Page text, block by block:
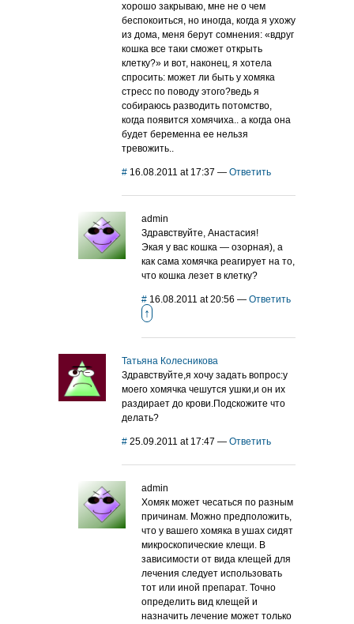
хорошо закрываю, мне не о чем
беспокоиться, но иногда, когда я ухожу
из дома, меня берут сомнения: «вдруг
кошка все таки сможет открыть
клетку?» и вот, наконец, я хотела
спросить: может ли быть у хомяка
стресс по поводу этого?ведь я
собираюсь разводить потомство,
когда появится хомячиха.. а когда она
будет беременна ее нельзя
тревожить..
# 16.08.2011 at 17:37 — Ответить
admin
Здравствуйте, Анастасия!
Экая у вас кошка — озорная), а
как сама хомячка реагирует на то,
что кошка лезет в клетку?
# 16.08.2011 at 20:56 — Ответить
↑
Татьяна Колесникова
Здравствуйте,я хочу задать вопрос:у
моего хомячка чешутся ушки,и он их
раздирает до крови.Подскожите что
делать?
# 25.09.2011 at 17:47 — Ответить
admin
Хомяк может чесаться по разным
причинам. Можно предположить,
что у вашего хомяка в ушах сидят
микроскопические клещи. В
зависимости от вида клещей для
лечения следует использовать
тот или иной препарат. Точно
определить вид клещей и
назначить лечение может только